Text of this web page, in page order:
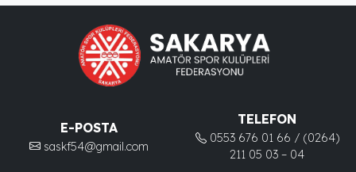
E-POSTA
saskf54@gmail.com
TELEFON
0553 676 01 66 / (0264)
211 05 03 – 04